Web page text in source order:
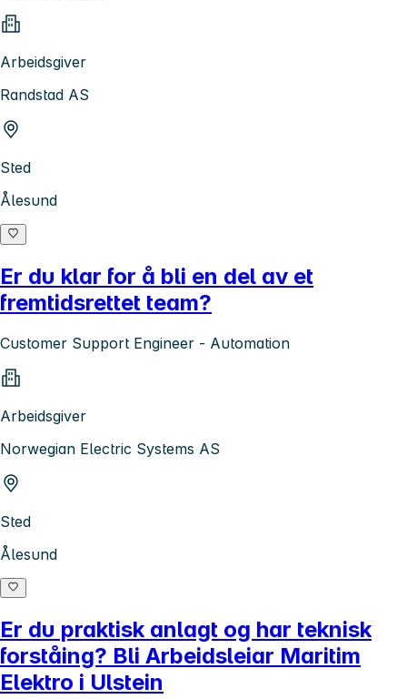
Arbeidsgiver
Randstad AS
Sted
Ålesund
Er du klar for å bli en del av et
fremtidsrettet team?
Customer Support Engineer - Automation
Arbeidsgiver
Norwegian Electric Systems AS
Sted
Ålesund
Er du praktisk anlagt og har teknisk
forståing? Bli Arbeidsleiar Maritim
Elektro i Ulstein